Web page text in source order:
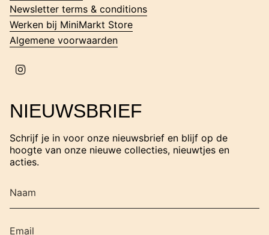
Newsletter terms & conditions
Werken bij MiniMarkt Store
Algemene voorwaarden
g
a
m
NIEUWSBRIEF
Schrijf je in voor onze nieuwsbrief en blijf op de
hoogte van onze nieuwe collecties, nieuwtjes en
acties.